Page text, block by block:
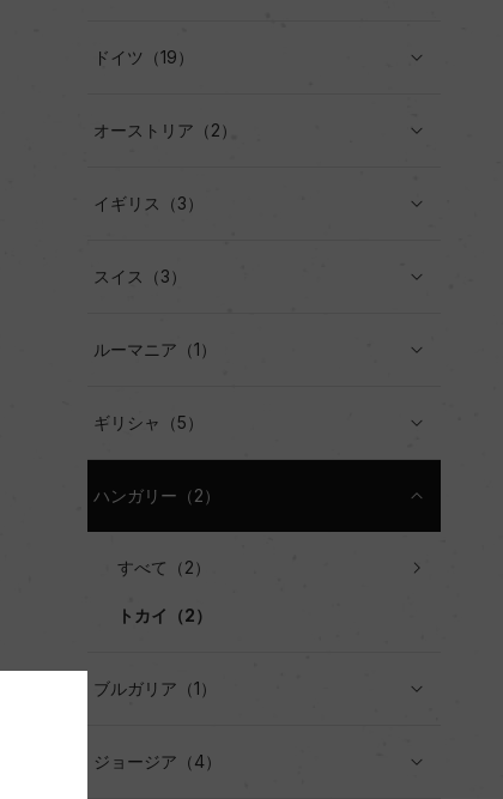
ドイツ（19）
オーストリア（2）
イギリス（3）
スイス（3）
ルーマニア（1）
ギリシャ（5）
ハンガリー（2）
すべて（2）
トカイ（2）
ブルガリア（1）
ジョージア（4）